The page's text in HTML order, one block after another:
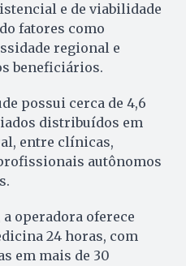
e de viabilidade
fatores como
regional e
beneficiários.
possui cerca de 4,6
distribuídos em
entre clínicas,
autônomos
operadora oferece
24 horas, com
em mais de 30